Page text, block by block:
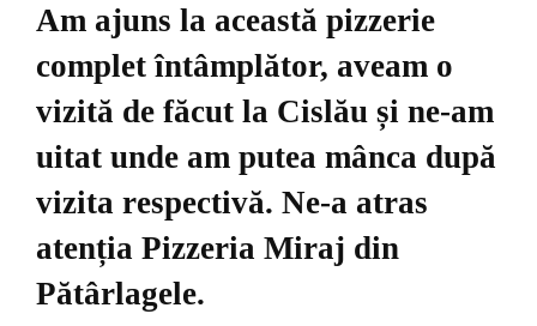
Am ajuns la această pizzerie
complet întâmplător, aveam o
vizită de făcut la Cislău și ne-am
uitat unde am putea mânca după
vizita respectivă. Ne-a atras
atenția Pizzeria Miraj din
Pătârlagele.